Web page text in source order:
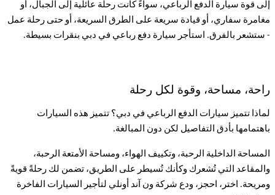
إلى قوة سيارة الدفع الرباعي، سواءً كانت رحلة عائلية إلى الجبال، أو
مغامرة سفاري، أو قيادة سريعة على الطرق السريعة، أو حتى رحلة عمل
- ستشعر بالفرق. استأجر سيارة دفع رباعي في دبي بنقرات بسيطة.
راحة، مساحة، وقوة لكل رحلة
لماذا تتميز سيارات الدفع الرباعي في دبي؟ تتميز هذه السيارات
باهتمامها بأدق التفاصيل لكن دون المبالغة.
المساحة الداخلية الرحبة، وتكييف الهواء، ومساحة الأمتعة الرحبة،
والمقاعد التي تُشعرك وكأنك تُسيطر على الطريق، تضمن لك رحلةً قويةً
ومريحة. اختر، احجز، ودع شركة ون آند أونلي لتأجير السيارات الفاخرة